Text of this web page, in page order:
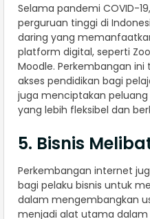
Selama pandemi COVID-
perguruan tinggi di
daring yang
platform digital, seperti
Moodle. Perkembangan
akses pendidikan bagi
juga menciptakan
yang lebih fleksibel dan
5. Bisnis
Perkembangan internet
bagi pelaku bisnis untuk
dalam mengembangkan
menjadi alat utama dalam